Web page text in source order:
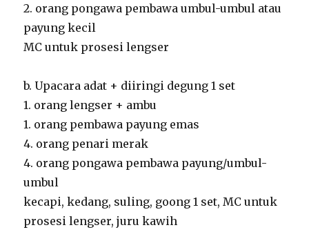
2. orang pongawa pembawa umbul-umbul atau
payung kecil
MC untuk prosesi lengser
b. Upacara adat + diiringi degung 1 set
1. orang lengser + ambu
1. orang pembawa payung emas
4. orang penari merak
4. orang pongawa pembawa payung/umbul-
umbul
kecapi, kedang, suling, goong 1 set, MC untuk
prosesi lengser, juru kawih